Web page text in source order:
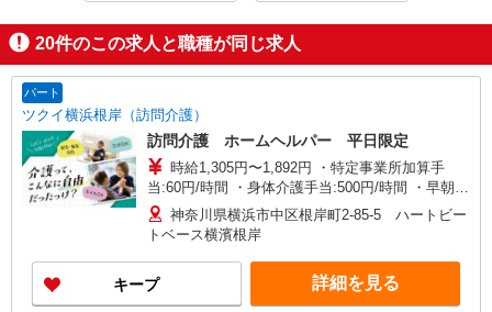
20件のこの求人と職種が同じ求人
パート
ツクイ横浜根岸（訪問介護）
訪問介護 ホームヘルパー 平日限定
時給1,305円〜1,892円 ・特定事業所加算手
当:60円/時間 ・身体介護手当:500円/時間 ・早朝夜
間深夜手当:300円/時間 （18:00〜翌07:59の時間
帯） ・ICT手当:2,000円/月 ・深夜割増は別途支給
・ケア→ケアの移動時間も賃金（時給）を支給 ※
給与幅は資格・経験等による
神奈川県横浜市中区根岸町2-85-5 ハートビー
トベース横濱根岸
キープ 詳細を見る